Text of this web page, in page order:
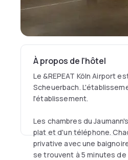
À propos de l'hôtel
Le &REPEAT Köln Airport
Scheuerbach.
l'établissement.
Les chambres du
plat et d'un téléphone.
privative avec une
se trouvent à 5 minutes